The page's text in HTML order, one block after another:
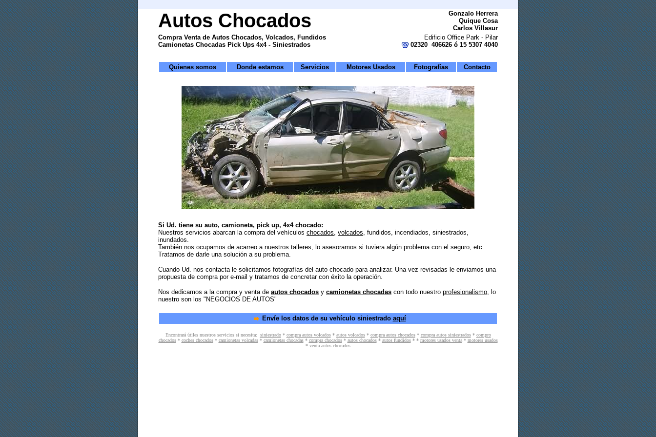
Autos Chocados
Gonzalo Herrera
Quique Cosa
Carlos Villasur
Compra Venta de Autos Chocados, Volcados, Fundidos
Camionetas Chocadas Pick Ups 4x4 - Siniestrados
Edificio Office Park - Pilar
02320 406626 ó 15 5307 4040
Quienes somos Donde estamos Servicios Motores Usados Fotografías Contacto
Si Ud. tiene su auto, camioneta, pick up, 4x4 chocado:
Nuestros servicios abarcan la compra del vehículos chocados, volcados, fundidos, incendiados, siniestrados,
inundados.
También nos ocupamos de acarreo a nuestros talleres, lo asesoramos si tuviera algún problema con el seguro, etc.
Tratamos de darle una solución a su problema.
Cuando Ud. nos contacta le solicitamos fotografías del auto chocado para analizar. Una vez revisadas le enviamos una
propuesta de compra por e-mail y tratamos de concretar con éxito la operación.
Nos dedicamos a la compra y venta de autos chocados y camionetas chocadas con todo nuestro profesionalismo, lo
nuestro son los "NEGOCIOS DE AUTOS"
Envíe los datos de su vehículo siniestrado aquí
Encontrará útiles nuestros servicios si necesita: siniestrado* compra autos volcados* autos volcados* compra autos chocados* compra autos siniestrados* compro
chocados* coches chocados* camionetas volcadas* camionetas chocadas* compra chocados* autos chocados* autos fundidos* * motores usados venta* motores usados
* venta autos chocados